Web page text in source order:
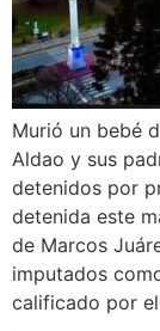
Murió un bebé
Aldao y sus
detenidos por
detenida este
de Marcos
imputados
calificado por